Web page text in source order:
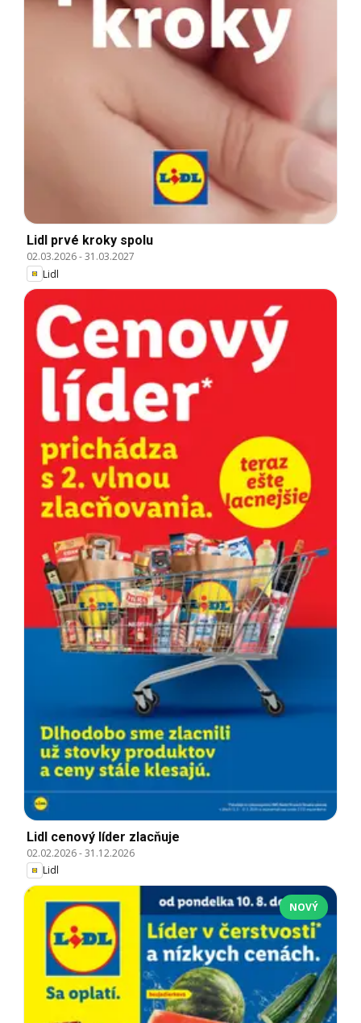
Lidl prvé kroky spolu
02.03.2026-31.03.2027
Lidl
Lidl cenový líder zlacňuje
02.02.2026-31.12.2026
Lidl
NOVÝ